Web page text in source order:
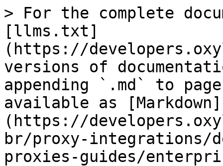
> For the complete
[llms.txt]
(https://
versions of
appending `.md` to
available as [Markdown]
(https://
br/proxy-integrations/
proxies-guides/